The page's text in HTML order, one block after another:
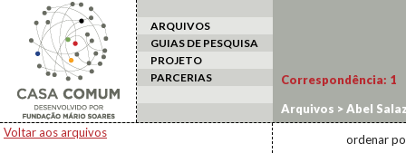
ARQUIVOS
GUIAS DE PESQUISA
PROJETO
PARCERIAS
Voltar aos arquivos
Correspondência: 1
Arquivos >Abel
ordenar